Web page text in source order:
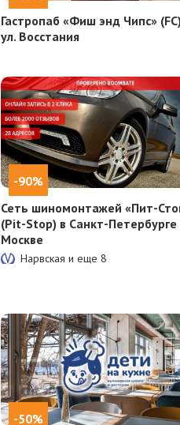
Гастропаб «Фиш энд Чипс»
ул. Восстания
-90%
Сеть шиномонтажей «Пит-
(Pit-Stop) в Санкт-Петербурге
Москве
Нарвская и еще 8
-50%